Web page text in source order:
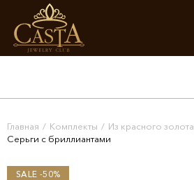
Главная / Комплекты / Из красного золота
Серьги с бриллиантами
SALE -50%